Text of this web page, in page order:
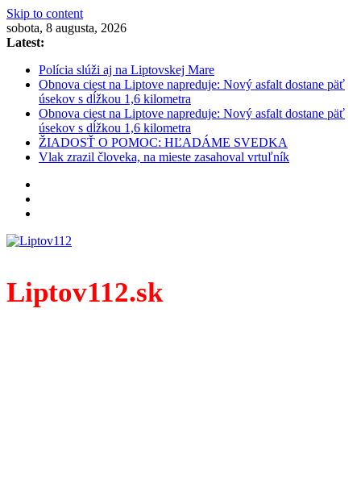
Skip to content
sobota, 8 augusta, 2026
Latest:
Polícia slúži aj na Liptovskej Mare
Obnova ciest na Liptove napreduje: Nový asfalt dostane päť
úsekov s dĺžkou 1,6 kilometra
Obnova ciest na Liptove napreduje: Nový asfalt dostane päť
úsekov s dĺžkou 1,6 kilometra
ŽIADOSŤ O POMOC: HĽADÁME SVEDKA
Vlak zrazil človeka, na mieste zasahoval vrtuľník
Liptov112.sk